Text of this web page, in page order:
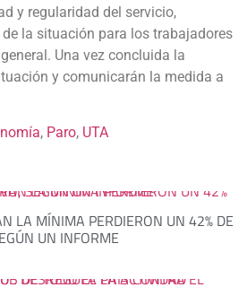
y regularidad del servicio,
la situación para los trabajadores
Una vez concluida la
y comunicarán la medida a
, Paro, UTA
LA MÍNIMA PERDIERON UN 42% DE
UN INFORME